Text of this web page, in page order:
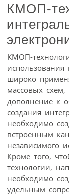
КМОП-
КМОП-
широко
массовых
дополнение к
создания
необходимо
встроенным
независимого
Кроме того,
технологии,
необходимо
удельным